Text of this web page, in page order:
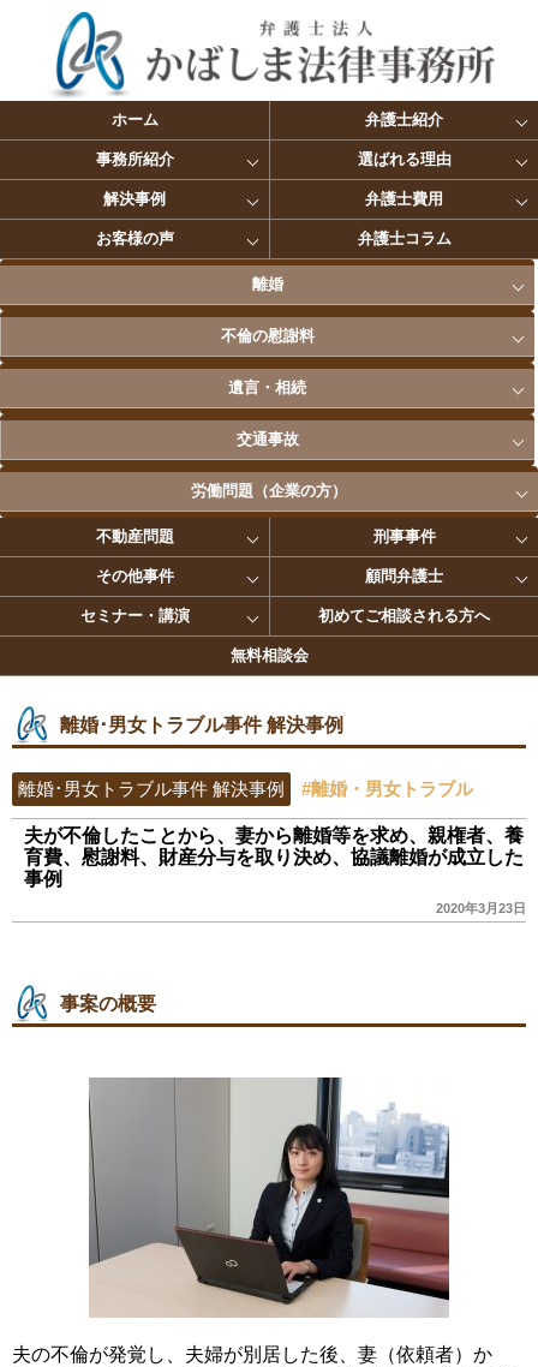
ホーム 弁護士紹介
事務所紹介 選ばれる理由
解決事例 弁護士費用
お客様の声 弁護士コラム
離婚
不倫の慰謝料
遺言・相続
交通事故
労働問題（企業の方）
不動産問題 刑事事件
その他事件 顧問弁護士
セミナー・講演 初めてご相談される方へ
無料相談会
離婚･男女トラブル事件 解決事例
離婚･男女トラブル事件 解決事例 #離婚・男女トラブル
夫が不倫したことから、妻から離婚等を求め、親権者、養
育費、慰謝料、財産分与を取り決め、協議離婚が成立した
事例
2020年3月23日
事案の概要
夫の不倫が発覚し、夫婦が別居した後、妻（依頼者）か